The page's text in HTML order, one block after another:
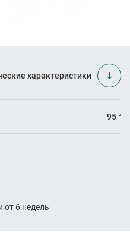
характеристики
95 °
от 6 недель